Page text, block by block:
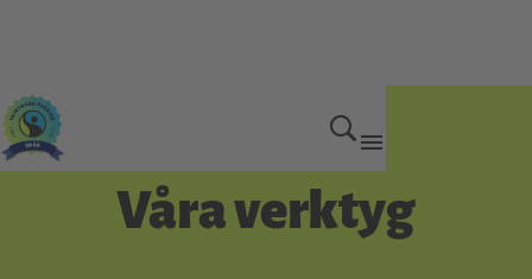
Så gör vi skillnad
Våra verktyg